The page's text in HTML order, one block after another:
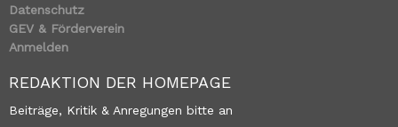
Datenschutz
GEV & Förderverein
Anmelden
REDAKTION DER HOMEPAGE
Beiträge, Kritik & Anregungen bitte an